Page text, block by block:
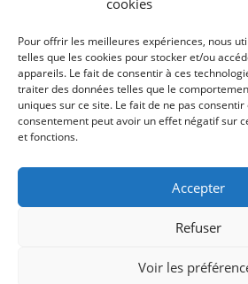
cookies
Pour offrir les meilleures expériences, nous
telles que les cookies pour stocker et/ou
appareils. Le fait de consentir à ces
traiter des données telles que le
uniques sur ce site. Le fait de ne pas
consentement peut avoir un effet négatif sur
et fonctions.
Accepter
Refuser
Voir les
Mentions légales
Contact
Participez à nos projets en nous